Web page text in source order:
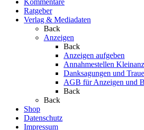
Kommentare
Ratgeber
Verlag & Mediadaten
Back
Anzeigen
Back
Anzeigen aufgeben
Annahmestellen
Danksagungen und
AGB für Anzeigen und
Back
Back
Shop
Datenschutz
Impressum